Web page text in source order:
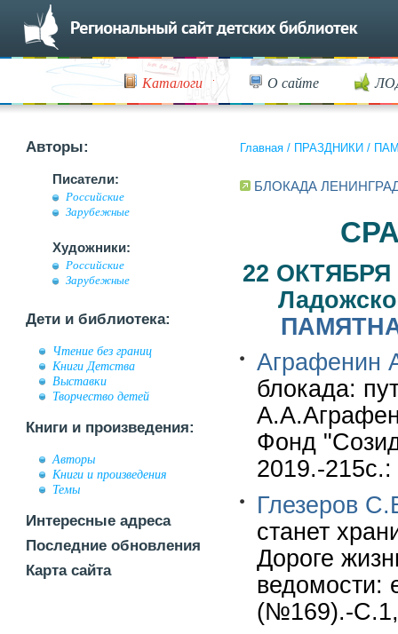
Каталоги О сайте
Авторы:
Писатели:
Российские
Зарубежные
Художники:
Российские
Зарубежные
Дети и библиотека:
Чтение без границ
Книги Детства
Выставки
Творчество детей
Книги и произведения:
Авторы
Книги и произведения
Темы
Интересные адреса
Последние обновления
Карта сайта
Главная / ПРАЗДНИКИ /
БЛОКАДА
22 ОКТЯБРЯ
Аграфенин
блокада:
Фонд
2019.-
Глезеров
станет
Дороге
ведомости:
(№169).-